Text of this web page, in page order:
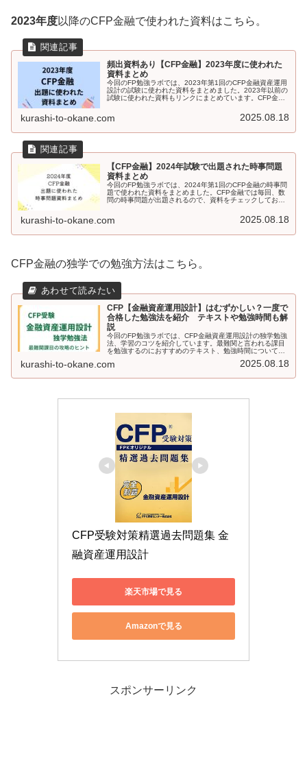
2023年度以降のCFP金融で使われた資料はこちら。
頻出資料あり【CFP金融】2023年度に使われた
資料まとめ
今回のFP勉強ラボでは、2023年第1回のCFP金融資産運用
設計の試験に使われた資料をまとめました。2023年以前の
試験に使われた資料もリンクにまとめています。CFP金融
kurashi-to-okane.com 2025.08.18
【CFP金融】2024年試験で出題された時事問題
資料まとめ
今回のFP勉強ラボでは、2024年第1回のCFP金融の時事問
題で使われた資料をまとめました。CFP金融では毎回、数
問の時事問題が出題されるので、資料をチェックしておく
kurashi-to-okane.com 2025.08.18
CFP金融の独学での勉強方法はこちら。
CFP【金融資産運用設計】はむずかしい？一度で
合格した勉強法を紹介 テキストや勉強時間も解
説
今回のFP勉強ラボでは、CFP金融資産運用設計の独学勉強
法、学習のコツを紹介しています。最難関と言われる課目
を勉強するのにおすすめのテキスト、勉強時間についても
ひ、読んでみてください。
kurashi-to-okane.com 2025.08.18
CFP受験対策精選過去問題集 金
融資産運用設計
楽天市場で見る
Amazonで見る
スポンサーリンク